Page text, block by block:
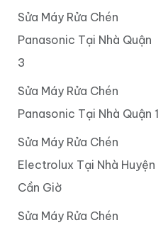
Sửa Máy Rửa Chén
Panasonic Tại Nhà Quận
3
Sửa Máy Rửa Chén
Panasonic Tại Nhà Quận 1
Sửa Máy Rửa Chén
Electrolux Tại Nhà Huyện
Cần Giờ
Sửa Máy Rửa Chén